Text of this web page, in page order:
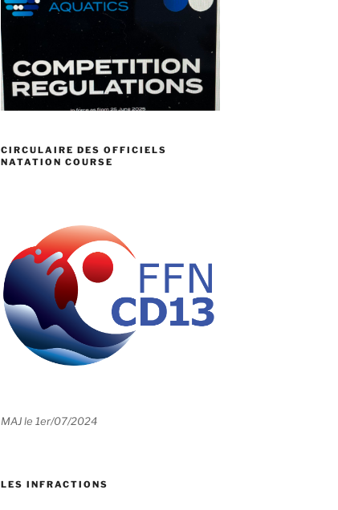
CIRCULAIRE DES OFFICIELS
NATATION COURSE
MAJ le 1er/07/2024
LES INFRACTIONS